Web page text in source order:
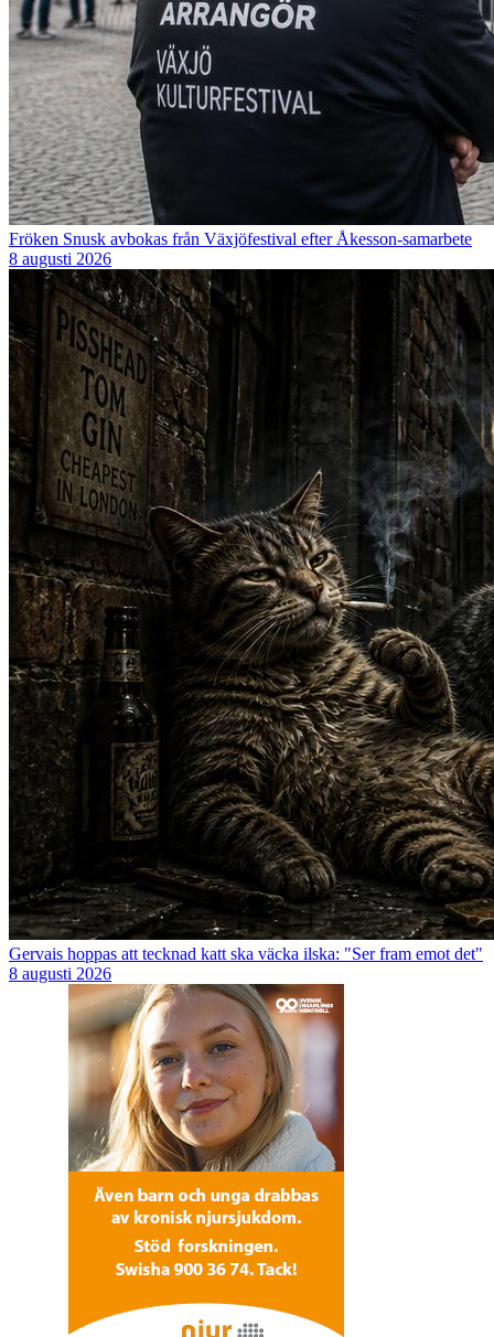
Fröken Snusk avbokas från Växjöfestival efter Åkesson-samarbete
8 augusti 2026
Gervais hoppas att tecknad katt ska väcka ilska: "Ser fram emot det"
8 augusti 2026